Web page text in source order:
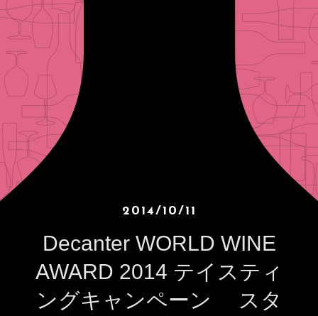
2014/10/11
Decanter WORLD WINE
AWARD 2014 テイスティ
ングキャンペーン スタ